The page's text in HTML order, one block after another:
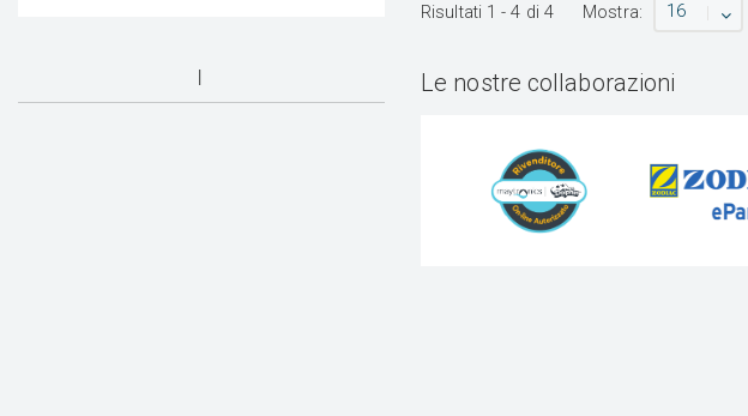
Risultati 1 -4 di 4 Mostra: 16
Le nostre collaborazioni